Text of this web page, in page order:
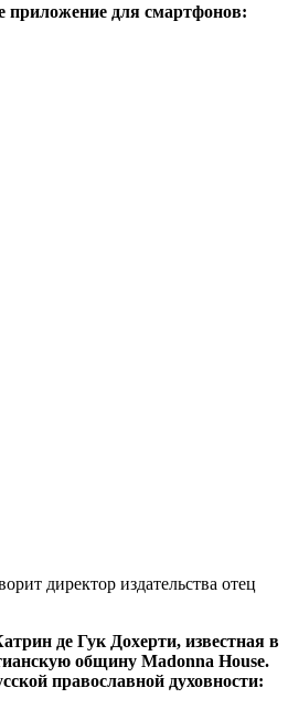
приложение для смартфонов:
директор издательства отец
де Гук Дохерти, известная в
общину Madonna House.
православной духовности: